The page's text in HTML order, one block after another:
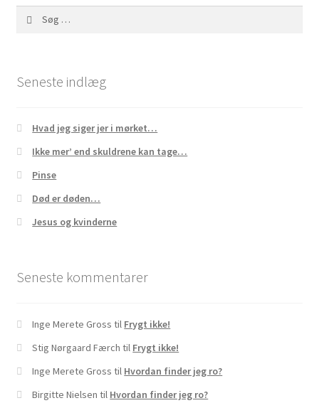
Seneste indlæg
Hvad jeg siger jer i mørket…
Ikke mer’ end skuldrene kan tage…
Pinse
Død er døden…
Jesus og kvinderne
Seneste kommentarer
Inge Merete Gross til Frygt ikke!
Stig Nørgaard Færch til Frygt ikke!
Inge Merete Gross til Hvordan finder jeg ro?
Birgitte Nielsen til Hvordan finder jeg ro?